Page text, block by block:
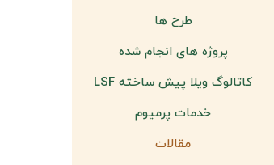
طرح ها
پروژه های انجام شده
کاتالوگ ویلا پیش ساخته LSF
خدمات پرمیوم
مقالات